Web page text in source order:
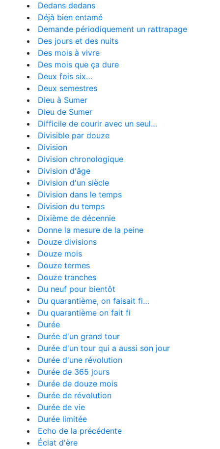
Dedans dedans
Déjà bien entamé
Demande périodiquement un rattrapage
Des jours et des nuits
Des mois à vivre
Des mois que ça dure
Deux fois six…
Deux semestres
Dieu à Sumer
Dieu de Sumer
Difficile de courir avec un seul…
Divisible par douze
Division
Division chronologique
Division d'âge
Division d'un siècle
Division dans le temps
Division du temps
Dixième de décennie
Donne la mesure de la peine
Douze divisions
Douze mois
Douze termes
Douze tranches
Du neuf pour bientôt
Du quarantième, on faisait fi…
Du quarantième on fait fi
Durée
Durée d'un grand tour
Durée d'un tour qui a aussi son jour
Durée d'une révolution
Durée de 365 jours
Durée de douze mois
Durée de révolution
Durée de vie
Durée limitée
Echo de la précédente
Éclat d'ère